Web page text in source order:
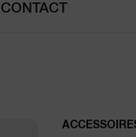
CONTACT